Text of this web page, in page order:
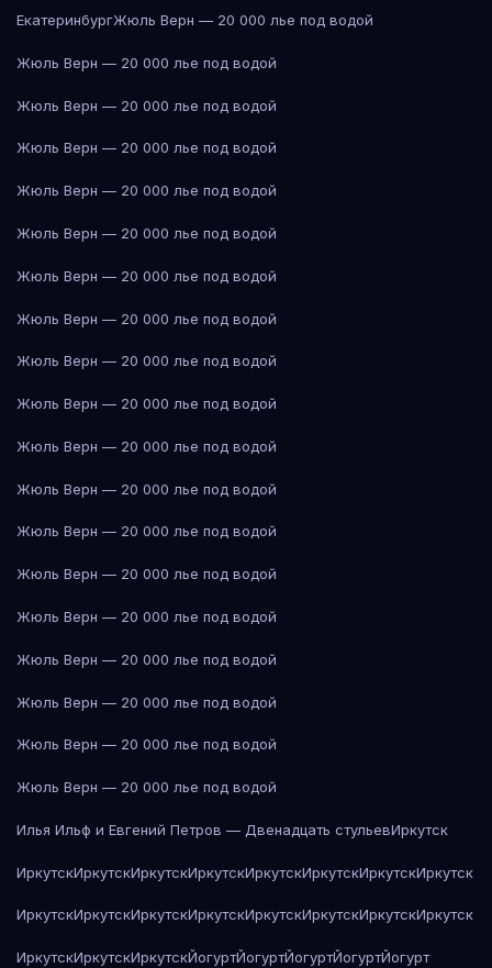
ЕкатеринбургЖюль Верн — 20 000 лье под водой
Жюль Верн — 20 000 лье под водой
Жюль Верн — 20 000 лье под водой
Жюль Верн — 20 000 лье под водой
Жюль Верн — 20 000 лье под водой
Жюль Верн — 20 000 лье под водой
Жюль Верн — 20 000 лье под водой
Жюль Верн — 20 000 лье под водой
Жюль Верн — 20 000 лье под водой
Жюль Верн — 20 000 лье под водой
Жюль Верн — 20 000 лье под водой
Жюль Верн — 20 000 лье под водой
Жюль Верн — 20 000 лье под водой
Жюль Верн — 20 000 лье под водой
Жюль Верн — 20 000 лье под водой
Жюль Верн — 20 000 лье под водой
Жюль Верн — 20 000 лье под водой
Жюль Верн — 20 000 лье под водой
Жюль Верн — 20 000 лье под водой
Илья Ильф и Евгений Петров — Двенадцать стульевИркутск
ИркутскИркутскИркутскИркутскИркутскИркутскИркутскИркутск
ИркутскИркутскИркутскИркутскИркутскИркутскИркутскИркутск
ИркутскИркутскИркутскЙогуртЙогуртЙогуртЙогуртЙогурт